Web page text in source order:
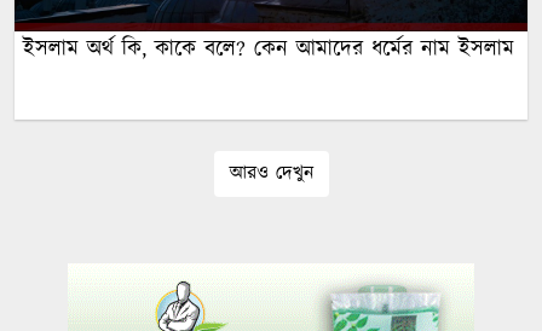
ইসলাম অর্থ কি, কাকে বলে? কেন আমাদের ধর্মের নাম ইসলাম
আরও দেখুন